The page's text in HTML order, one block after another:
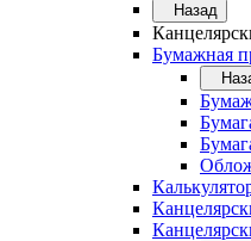
Назад
Бумажная